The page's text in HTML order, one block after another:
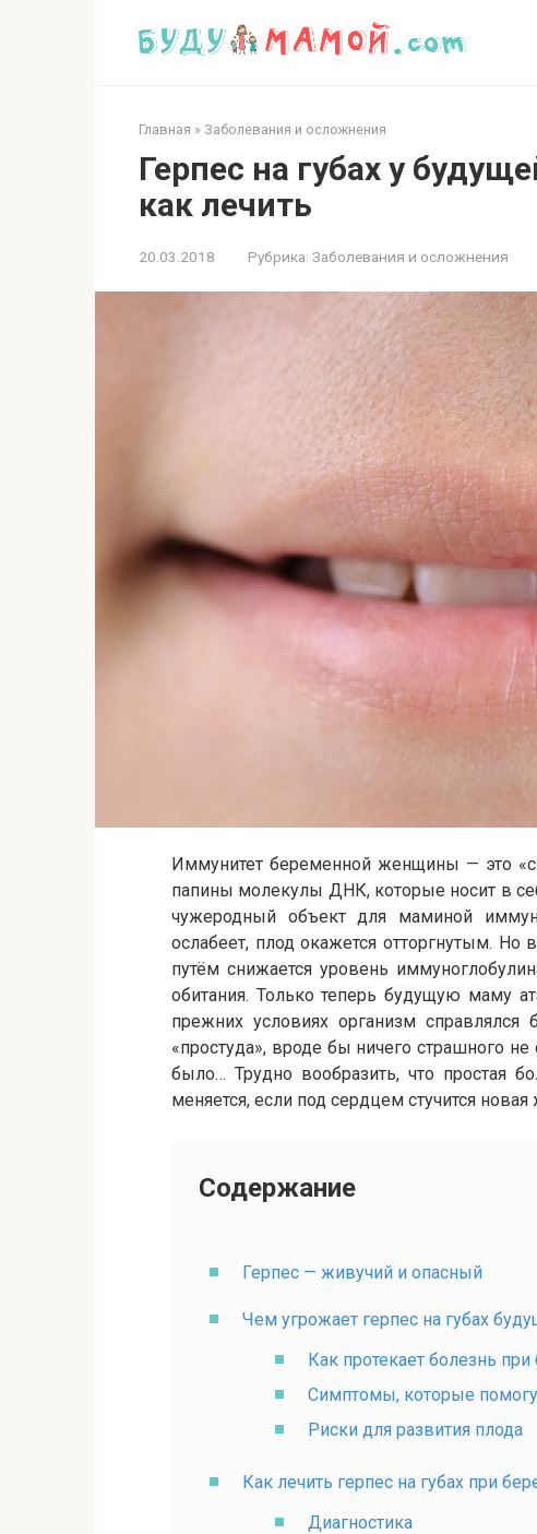
Главная » Заболевания и осложнения
Герпес на губах у
как лечить
20.03.2018 Рубрика: Заболевания и осложнения
Иммунитет беременной женщины — это
папины молекулы ДНК, которые носит в
чужеродный объект для маминой
ослабеет, плод окажется отторгнутым.
путём снижается уровень
обитания. Только теперь будущую маму
прежних условиях организм
«простуда», вроде бы ничего страшного
было… Трудно вообразить, что простая
меняется, если под сердцем стучится новая
Содержание
Герпес — живучий и опасный
Чем угрожает герпес на губах
Как протекает болезнь
Симптомы, которые
Риски для развития плода
Как лечить герпес на губах при
Диагностика